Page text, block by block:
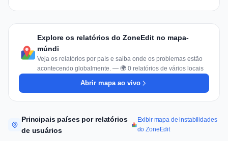
Explore os relatórios do ZoneEdit no mapa-
múndi
Veja os relatórios por país e saiba onde os problemas estão
acontecendo globalmente. — 🌍 0 relatórios de vários locais
Abrir mapa ao vivo
Principais países por relatórios
de usuários
Exibir mapa de instabilidades
do ZoneEdit